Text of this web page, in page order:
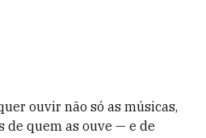
ouvir não só as músicas,
de quem as ouve — e de